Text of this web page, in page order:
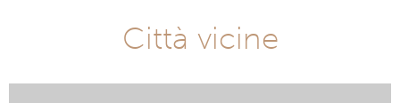
Città vicine